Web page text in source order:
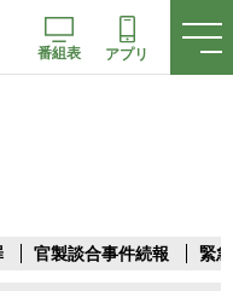
番組表 アプリ
官製談合事件続報 緊